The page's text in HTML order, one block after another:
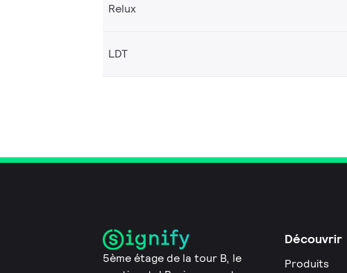
Relux
LDT
5ème étage de la tour B, le
Découvrir
Produits